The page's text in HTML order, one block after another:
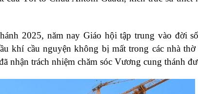
2025, năm nay Giáo hội tập trung vào đời
khí cầu nguyện không bị mất trong các nhà thờ
nhận trách nhiệm chăm sóc Vương cung thánh